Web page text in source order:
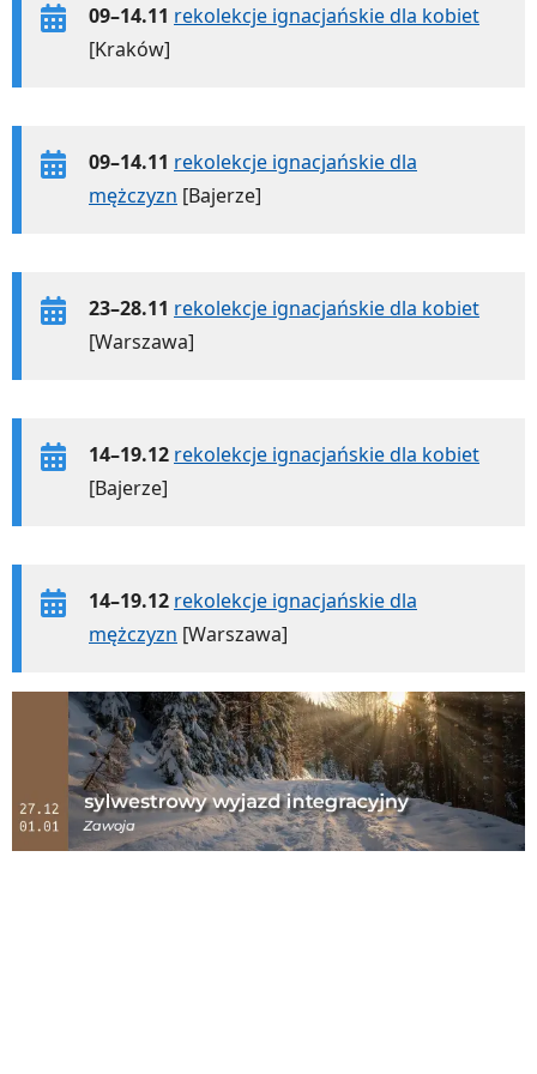
09–14.11 rekolekcje ignacjańskie dla kobiet
[Kraków]
09–14.11 rekolekcje ignacjańskie dla
mężczyzn [Bajerze]
23–28.11 rekolekcje ignacjańskie dla kobiet
[Warszawa]
14–19.12 rekolekcje ignacjańskie dla kobiet
[Bajerze]
14–19.12 rekolekcje ignacjańskie dla
mężczyzn [Warszawa]